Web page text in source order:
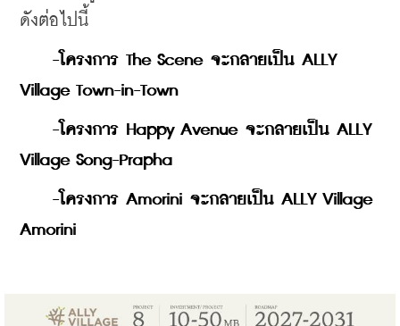
ดังต่อไปนี้
-โครงการ The Scene จะกลายเป็น ALLY
Village Town-in-Town
-โครงการ Happy Avenue จะกลายเป็น ALLY
Village Song-Prapha
-โครงการ Amorini จะกลายเป็น ALLY Village
Amorini